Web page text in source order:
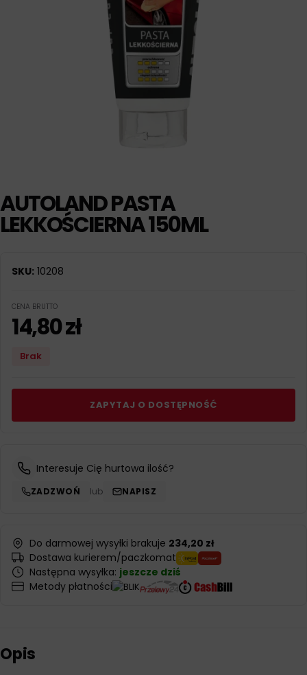
AUTOLAND PASTA
LEKKOŚCIERNA 150ML
SKU: 10208
CENA BRUTTO
14,80zł
Brak
ZAPYTAJ O DOSTĘPNOŚĆ
Interesuje Cię hurtowa ilość?
ZADZWOŃ lub NAPISZ
Do darmowej wysyłki brakuje 234,20 zł
Dostawa kurierem/paczkomat
Następna wysyłka: jeszcze dziś
Metody płatności
Opis